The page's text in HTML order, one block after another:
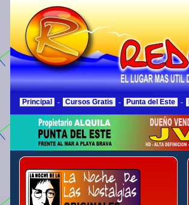
Principal - Cursos Gratis - Punta del Este -